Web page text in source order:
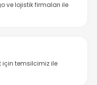
ve lojistik firmaları ile
temsilcimiz ile